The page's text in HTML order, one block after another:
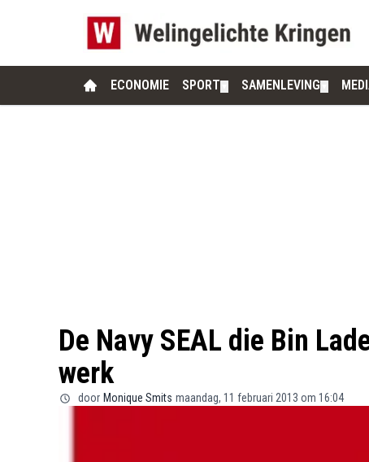
ECONOMIE SPORT SAMENLEVING
De Navy SEAL die Bin
werk
door Monique Smits maandag, 11 februari 2013 om 16:04